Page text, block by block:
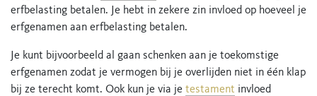
erfbelasting betalen. Je hebt in zekere zin invloed op hoeveel je
erfgenamen aan erfbelasting betalen.
Je kunt bijvoorbeeld al gaan schenken aan je toekomstige
erfgenamen zodat je vermogen bij je overlijden niet in één klap
bij ze terecht komt. Ook kun je via je testament invloed